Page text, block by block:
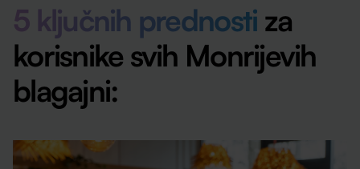
5 ključnih prednosti za
korisnike svih Monrijevih
blagajni: